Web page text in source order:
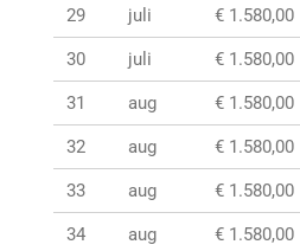
29 juli € 1.580,00
30 juli € 1.580,00
31 aug € 1.580,00
32 aug € 1.580,00
33 aug € 1.580,00
34 aug € 1.580,00